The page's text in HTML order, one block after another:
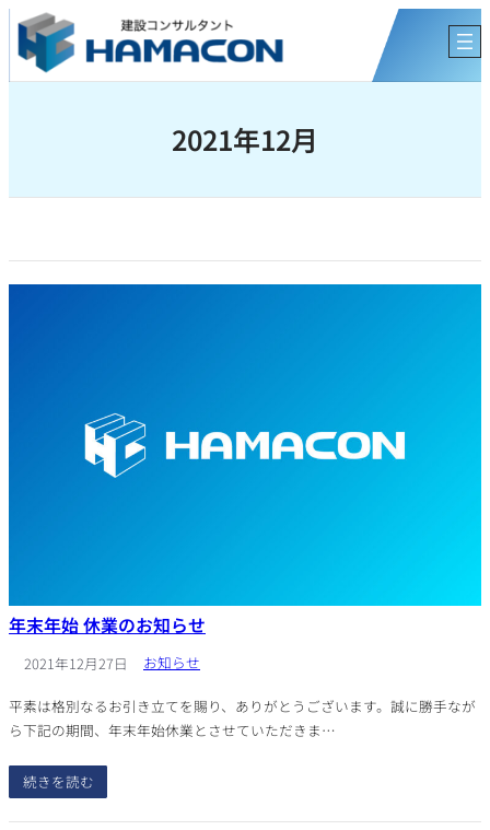
内
2021年12月
年末年始 休業のお知らせ
2021年12月27日 お知らせ
平素は格別なるお引き立てを賜り、ありがとうございます。誠に勝手なが
ら下記の期間、年末年始休業とさせていただきま…
続きを読む